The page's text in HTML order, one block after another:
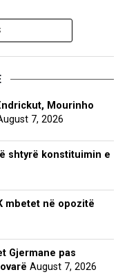
Mourinho
7, 2026
shtyrë konstituimin e
mbetet në opozitë
Gjermane pas
August 7, 2026